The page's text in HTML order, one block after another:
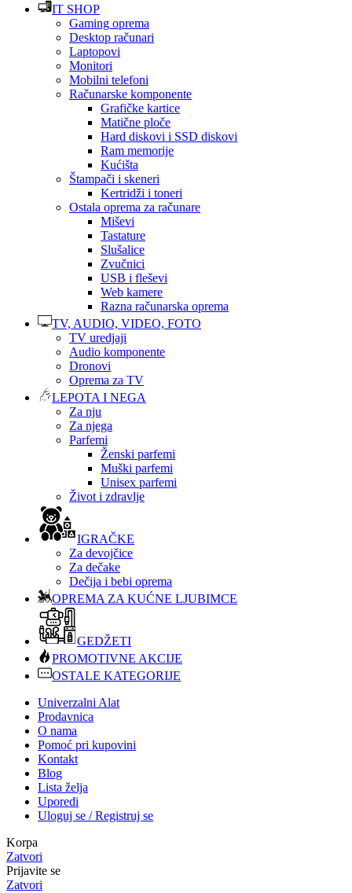
IT SHOP
Gaming oprema
Desktop računari
Laptopovi
Monitori
Mobilni telefoni
Računarske komponente
Grafičke kartice
Matične ploče
Hard diskovi i SSD diskovi
Ram memorije
Kućišta
Štampači i skeneri
Kertridži i toneri
Ostala oprema za računare
Miševi
Tastature
Slušalice
Zvučnici
USB i fleševi
Web kamere
Razna računarska oprema
TV, AUDIO, VIDEO, FOTO
TV uredjaji
Audio komponente
Dronovi
Oprema za TV
LEPOTA I NEGA
Za nju
Za njega
Parfemi
Ženski parfemi
Muški parfemi
Unisex parfemi
Život i zdravlje
IGRAČKE
Za devojčice
Za dečake
Dečija i bebi oprema
OPREMA ZA KUĆNE LJUBIMCE
GEDŽETI
PROMOTIVNE AKCIJE
OSTALE KATEGORIJE
Univerzalni Alat
Prodavnica
O nama
Pomoć pri kupovini
Kontakt
Blog
Lista želja
Uporedi
Uloguj se / Registruj se
Korpa
Zatvori
Prijavite se
Zatvori